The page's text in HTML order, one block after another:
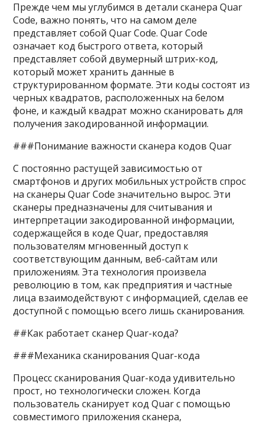
Прежде чем мы углубимся в детали сканера Quar
Code, важно понять, что на самом деле
представляет собой Quar Code. Quar Code
означает код быстрого ответа, который
представляет собой двумерный штрих-код,
который может хранить данные в
структурированном формате. Эти коды состоят из
черных квадратов, расположенных на белом
фоне, и каждый квадрат можно сканировать для
получения закодированной информации.
###Понимание важности сканера кодов Quar
С постоянно растущей зависимостью от
смартфонов и других мобильных устройств спрос
на сканеры Quar Code значительно вырос. Эти
сканеры предназначены для считывания и
интерпретации закодированной информации,
содержащейся в коде Quar, предоставляя
пользователям мгновенный доступ к
соответствующим данным, веб-сайтам или
приложениям. Эта технология произвела
революцию в том, как предприятия и частные
лица взаимодействуют с информацией, сделав ее
доступной с помощью всего лишь сканирования.
##Как работает сканер Quar-кода?
###Механика сканирования Quar-кода
Процесс сканирования Quar-кода удивительно
прост, но технологически сложен. Когда
пользователь сканирует код Quar с помощью
совместимого приложения сканера,